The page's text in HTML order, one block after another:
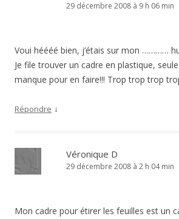
29 décembre 2008 à 9 h 06 min
Voui héééé bien, j’étais sur mon …………
Je file trouver un cadre en plastique,
manque pour en faire!!! Trop trop trop
Répondre ↓
Véronique D
29 décembre 2008 à 2 h 04 min
Mon cadre pour étirer les feuilles est un